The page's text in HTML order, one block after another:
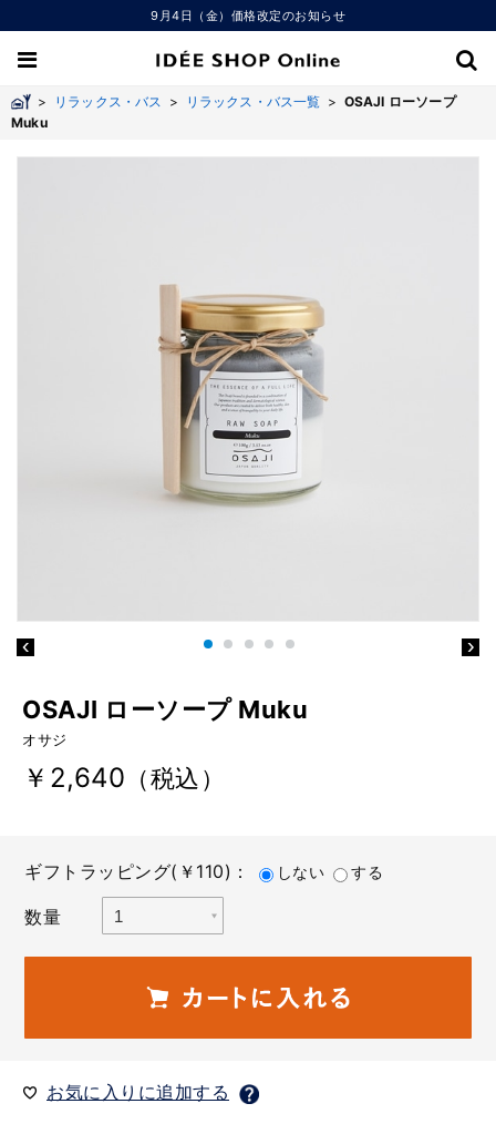
9月4日（金）価格改定のお知らせ
> リラックス・バス > リラックス・バス一覧 > OSAJI ローソープ
Muku
OSAJI ローソープ Muku
オサジ
￥2,640 （税込）
ギフトラッピング(￥110)： しない する
数量
お気に入りに追加する